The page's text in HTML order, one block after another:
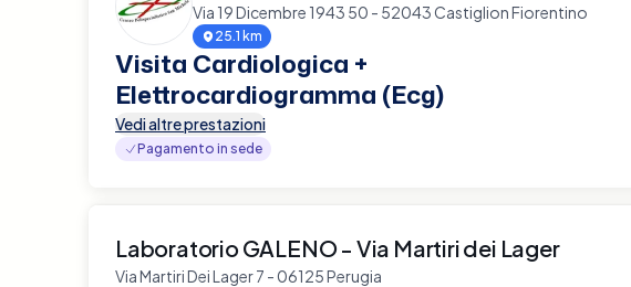
Via 19 Dicembre 1943 50 - 52043 Castiglion Fiorentino
25.1 km
Visita Cardiologica +
Elettrocardiogramma (Ecg)
Vedi altre prestazioni
Pagamento in sede
Laboratorio GALENO - Via Martiri dei Lager
Via Martiri Dei Lager 7 - 06125 Perugia